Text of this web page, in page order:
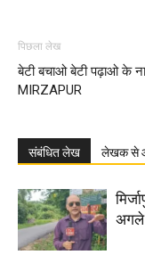
पिछला लेख
बेटी बचाओ बेटी पढ़ाओ के
MIRZAPUR
संबंधित लेख लेखक से
अगले